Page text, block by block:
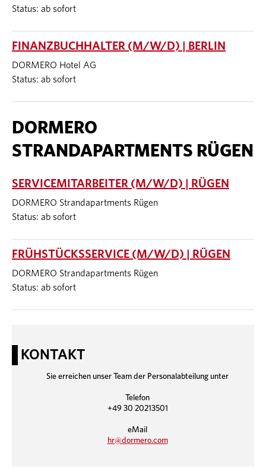
Status: ab sofort
FINANZBUCHHALTER (M/W/D) | BERLIN
DORMERO Hotel AG
Status: ab sofort
DORMERO
STRANDAPARTMENTS RÜGEN
SERVICEMITARBEITER (M/W/D) | RÜGEN
DORMERO Strandapartments Rügen
Status: ab sofort
FRÜHSTÜCKSSERVICE (M/W/D) | RÜGEN
DORMERO Strandapartments Rügen
Status: ab sofort
KONTAKT
Sie erreichen unser Team der Personalabteilung unter
Telefon
+49 30 20213501
eMail
hr@dormero.com